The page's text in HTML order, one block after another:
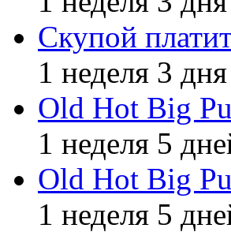
Скупой
1 неделя 3
Old Hot Big
1 неделя 5
Old Hot Big
1 неделя 5